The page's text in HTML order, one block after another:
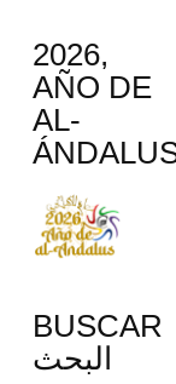
2026,
AÑO DE
AL-
BUSCAR
البحث